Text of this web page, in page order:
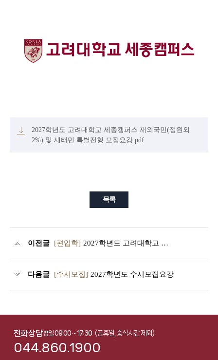
2027학년도 고려대학교 세종캠퍼스 재외국민(정원외
2%) 및 새터민 특별전형 모집요강.pdf
목록
이전글 [편입학] 2027학년도 고려대학교 세종캠퍼스 편입학전형 기본계획 안내
다음글 [수시모집] 2027학년도 수시모집요강
전화상담평일 09:00 ~ 17:30 (공휴일, 중식시간 제외)
044.860.1900